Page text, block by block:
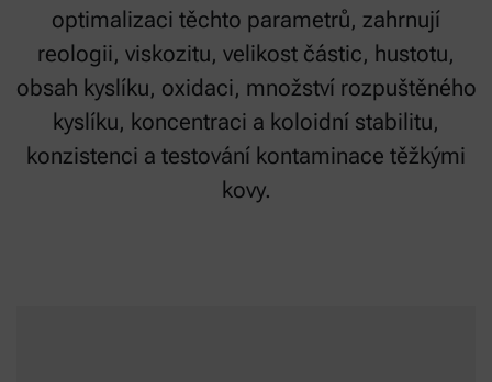
optimalizaci těchto parametrů, zahrnují
reologii, viskozitu, velikost částic, hustotu,
obsah kyslíku, oxidaci, množství rozpuštěného
kyslíku, koncentraci a koloidní stabilitu,
konzistenci a testování kontaminace těžkými
kovy.